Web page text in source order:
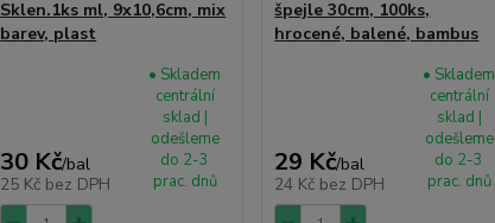
Sklen.1ks ml, 9x10,6cm, mix
barev, plast
30 Kč/bal
25 Kč bez DPH
• Skladem
centrální
sklad |
odešleme
do 2-3
prac. dnů
špejle 30cm, 100ks,
hrocené, balené, bambus
29 Kč/bal
24 Kč bez DPH
• Skladem
centrální
sklad |
odešleme
do 2-3
prac. dnů